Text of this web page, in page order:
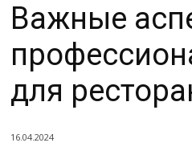
Важные
для
16.04.2024